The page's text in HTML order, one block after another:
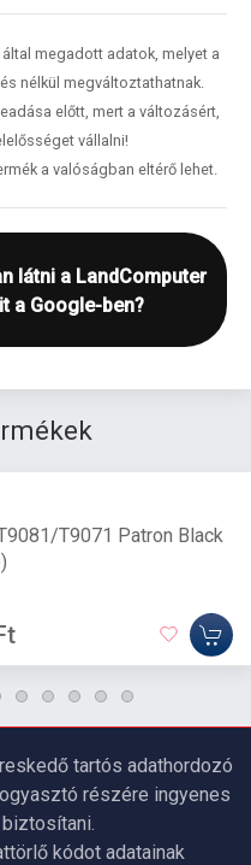
megadott adatok, melyet a
nélkül megváltoztathatnak.
előtt, mert a változásért,
vállalni!
a valóságban eltérő lehet.
látni a LandComputer
a Google-ben?
T9071 Patron Black
tartós adathordozó
részére ingyenes
kódot adatainak